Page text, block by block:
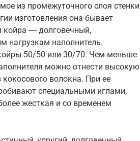
из промежуточного слоя стенки
изготовления она бывает
койра ― долговечный,
нагрузкам наполнитель.
50/50 или 30/70. Чем меньше
можно отнести высокую
волокна. При ее
специальными иглами,
жесткая и со временем